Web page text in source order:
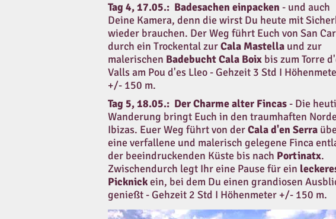
Tag 4, 17.05.: Badesachen einpacken - und auch
Deine Kamera, denn die wirst Du heute mit
wieder brauchen. Der Weg führt Euch von San
durch ein Trockental zurCala Mastella und zur
malerischen Badebucht Cala Boix bis zum Torre
Valls am Pou d'es Lleo - Gehzeit 3 Std I
+/- 150 m.
Tag 5, 18.05.: Der Charme alter Fincas- Die
Wanderung bringt Euch in den traumhaften
Ibizas. Euer Weg führt von derCala d'en Serra
eine verfallene und malerisch gelegene Finca
der beeindruckenden Küste bis nach Portinatx.
Zwischendurch legt Ihr eine Pause für ein
Picknickein, bei dem Du einen grandiosen
genießt - Gehzeit 2 Std I Höhenmeter +/- 150 m.